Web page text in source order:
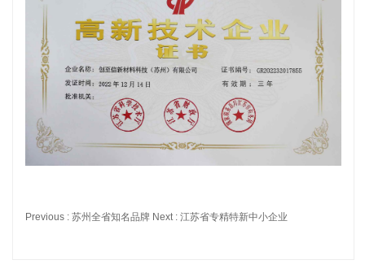
Previous : 苏州全省知名品牌 Next : 江苏省专精特新中小企业